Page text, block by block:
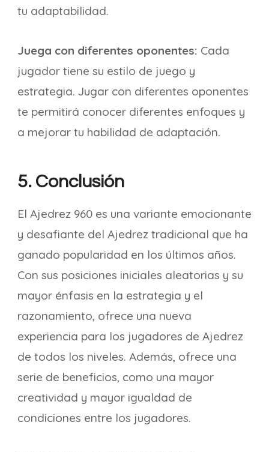
tu adaptabilidad.
Juega con diferentes oponentes: Cada
jugador tiene su estilo de juego y
estrategia. Jugar con diferentes oponentes
te permitirá conocer diferentes enfoques y
a mejorar tu habilidad de adaptación.
5. Conclusión
El Ajedrez 960 es una variante emocionante
y desafiante del Ajedrez tradicional que ha
ganado popularidad en los últimos años.
Con sus posiciones iniciales aleatorias y su
mayor énfasis en la estrategia y el
razonamiento, ofrece una nueva
experiencia para los jugadores de Ajedrez
de todos los niveles. Además, ofrece una
serie de beneficios, como una mayor
creatividad y mayor igualdad de
condiciones entre los jugadores.